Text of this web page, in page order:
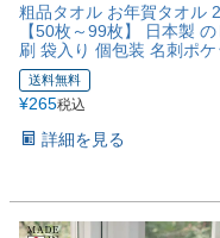
粗品タオル お年賀タオル
【50枚～99枚】 日本製
刷 袋入り 個包装 名刺ポケ
送料無料
¥265税込
詳細を見る